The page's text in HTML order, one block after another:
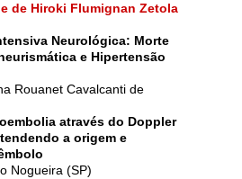
de Hiroki Flumignan Zetola
Neurológica: Morte
e Hipertensão
Rouanet Cavalcanti de
através do Doppler
a origem e
Nogueira (SP)